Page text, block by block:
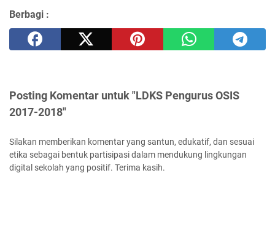
Berbagi :
Posting Komentar untuk "LDKS Pengurus OSIS
2017-2018"
Silakan memberikan komentar yang santun, edukatif, dan sesuai
etika sebagai bentuk partisipasi dalam mendukung lingkungan
digital sekolah yang positif. Terima kasih.